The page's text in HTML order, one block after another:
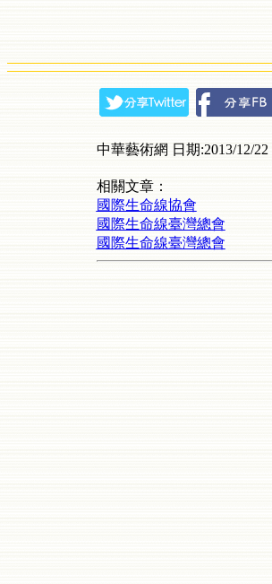
中華藝術網 日期:2013/12/22
相關文章：
國際生命線協會
國際生命線臺灣總會
國際生命線臺灣總會